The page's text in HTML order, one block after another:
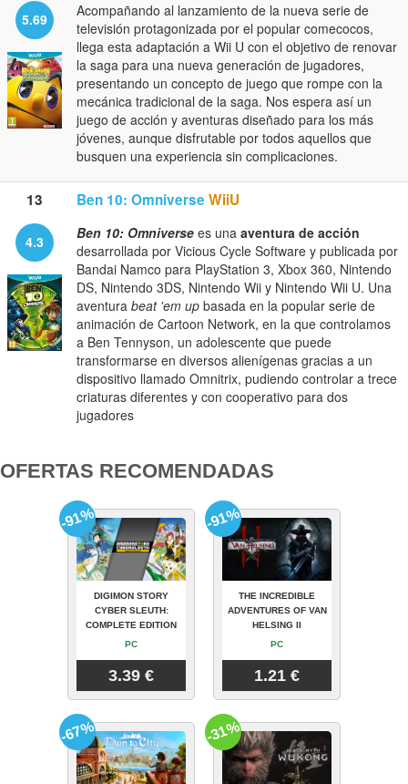
5.69
Acompañando al lanzamiento de la nueva serie de
televisión protagonizada por el popular comecocos,
llega esta adaptación a Wii U con el objetivo de renovar
la saga para una nueva generación de jugadores,
presentando un concepto de juego que rompe con la
mecánica tradicional de la saga. Nos espera así un
juego de acción y aventuras diseñado para los más
jóvenes, aunque disfrutable por todos aquellos que
busquen una experiencia sin complicaciones.
13 Ben 10: Omniverse WiiU
4.3 Ben 10: Omniverse es una aventura de acción
desarrollada por Vicious Cycle Software y publicada por
Bandai Namco para PlayStation 3, Xbox 360, Nintendo
DS, Nintendo 3DS, Nintendo Wii y Nintendo Wii U. Una
aventura beat 'em up basada en la popular serie de
animación de Cartoon Network, en la que controlamos
a Ben Tennyson, un adolescente que puede
transformarse en diversos alienígenas gracias a un
dispositivo llamado Omnitrix, pudiendo controlar a trece
criaturas diferentes y con cooperativo para dos
jugadores
OFERTAS RECOMENDADAS
DIGIMON STORY
CYBER SLEUTH:
COMPLETE EDITION
PC
3.39 €
-91%
THE INCREDIBLE
ADVENTURES OF VAN
HELSING II
PC
1.21 €
-91%
-67% -31%